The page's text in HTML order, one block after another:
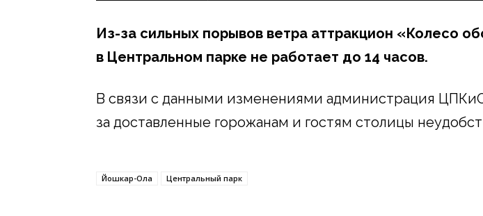
Из-за сильных порывов ветра аттракцион «Колесо
в Центральном парке не работает до 14 часов.
В связи с данными изменениями администрация
за доставленные горожанам и гостям столицы
Йошкар-Ола Центральный парк